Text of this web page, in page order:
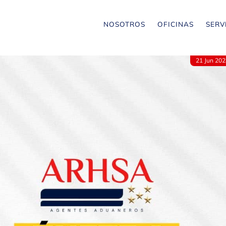
NOSOTROS OFICINAS
21 Jun